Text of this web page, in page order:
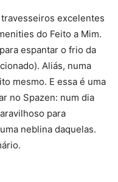
excelentes
do Feito a Mim.
espantar o frio da
Aliás, numa
mesmo. E essa é uma
no Spazen: num dia
para
neblina daquelas.